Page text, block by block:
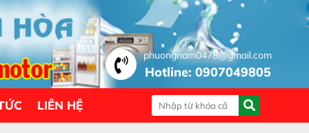
phuongnam0478@gmail.com
Hotline: 0907049805
LIÊN HỆ